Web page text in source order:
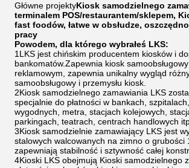
Główne projektyKiosk samodzielnego
terminalem POS/restaurantem/sklepem,
fast foodów, łatwe w obsłudze,
pracy
Powodem, dla którego wybrałeś LKS:
1LKS jest chińskim producentem kiosków i
bankomatów.Zapewnia kiosk
reklamowym, zapewnia unikalny wygląd
samoobsługowy i przemysłu kiosk.
2Kiosk samodzielnego zamawiania LKS
specjalnie do płatności w bankach,
wygodnych, metra, stacjach kolejowych,
parkingach, teatrach, centrach handlowych
3Kiosk samodzielnie zamawiający LKS jest
stalowych walcowanych na zimno o grubości
zapewniają stabilność i sztywność całej
4Kioski LKS obejmują Kioski samodzielnego